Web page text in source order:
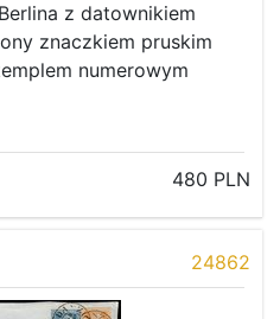
z datownikiem
znaczkiem pruskim
numerowym
480 PLN
24862